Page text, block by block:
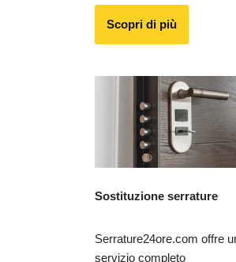
Scopri di più
Sostituzione serrature
Serrature24ore.com offre
servizio completo